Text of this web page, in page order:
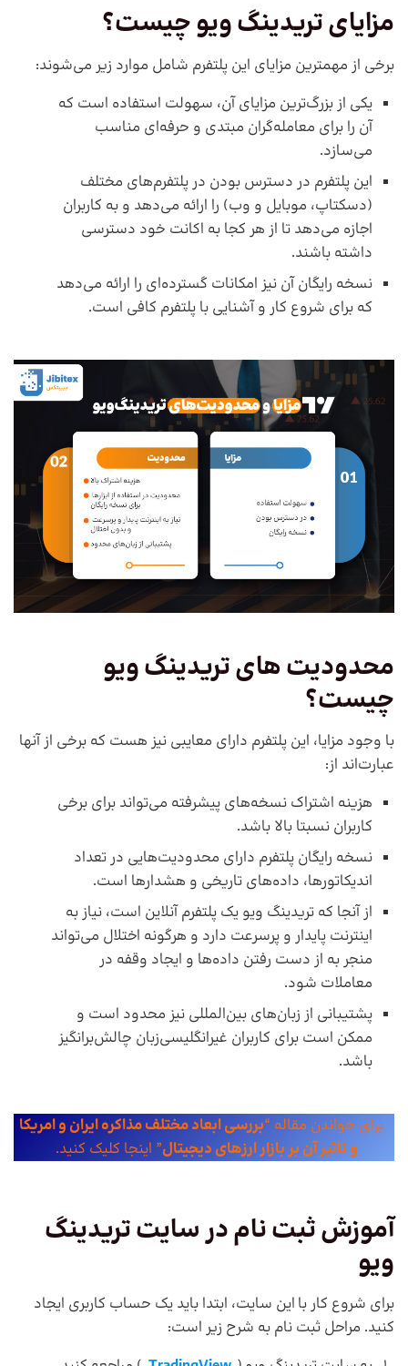
مزایای تریدینگ ویو چیست؟
برخی از مهمترین مزایای این پلتفرم شامل موارد زیر می‌شوند:
یکی از بزرگ‌ترین مزایای آن، سهولت استفاده است که
آن را برای معامله‌گران مبتدی و حرفه‌ای مناسب
می‌سازد.
این پلتفرم در دسترس بودن در پلتفرم‌های مختلف
(دسکتاپ، موبایل و وب) را ارائه می‌دهد و به کاربران
اجازه می‌دهد تا از هر کجا به اکانت خود دسترسی
داشته باشند.
نسخه رایگان آن نیز امکانات گسترده‌ای را ارائه می‌دهد
که برای شروع کار و آشنایی با پلتفرم کافی است.
محدودیت های تریدینگ ویو
چیست؟
با وجود مزایا، این پلتفرم دارای معایبی نیز هست که برخی از آنها
عبارت‌اند از:
هزینه اشتراک نسخه‌های پیشرفته می‌تواند برای برخی
کاربران نسبتا بالا باشد.
نسخه رایگان پلتفرم دارای محدودیت‌هایی در تعداد
اندیکاتورها، داده‌های تاریخی و هشدارها است.
از آنجا که تریدینگ ویو یک پلتفرم آنلاین است، نیاز به
اینترنت پایدار و پرسرعت دارد و هرگونه اختلال می‌تواند
منجر به از دست رفتن داده‌ها و ایجاد وقفه در
معاملات شود.
پشتیبانی از زبان‌های بین‌المللی نیز محدود است و
ممکن است برای کاربران غیرانگلیسی‌زبان چالش‌برانگیز
باشد.
برای خواندن مقاله “بررسی ابعاد مختلف مذاکره ایران و امریکا
و تاثیر آن بر بازار ارزهای دیجیتال” اینجا کلیک کنید.
آموزش ثبت نام درسایت تریدینگ
ویو
برای شروع کار با این سایت، ابتدا باید یک حساب کاربری ایجاد
کنید. مراحل ثبت نام به شرح زیر است: